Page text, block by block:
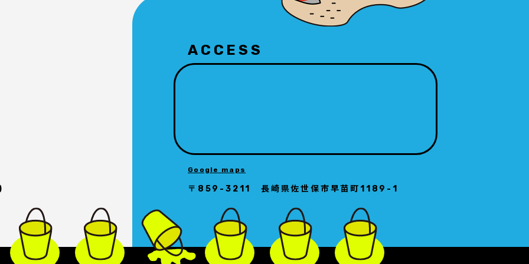
ACCESS
Google maps
〒 859-3211 長崎県佐世保市早苗町1189-1